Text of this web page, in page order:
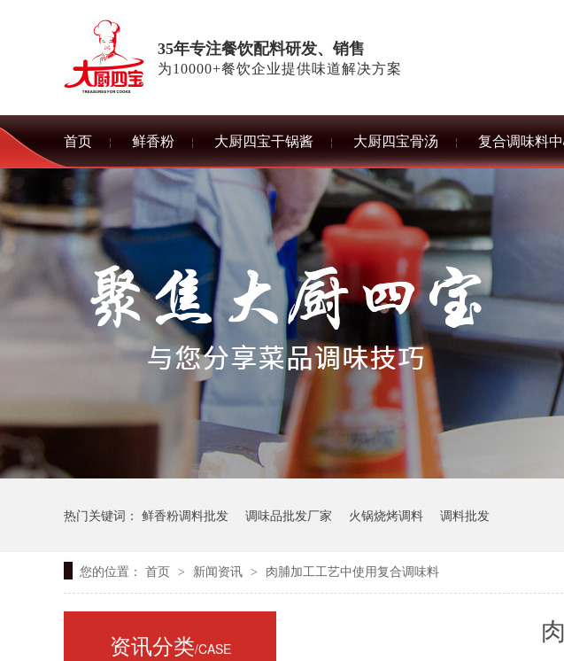
35年专注餐饮配料研发、销售
为10000+餐饮企业提供味道解决方案
首页 鲜香粉 大厨四宝干锅酱 大厨四宝骨汤 复合调味料
热门关键词： 鲜香粉调料批发 调味品批发厂家 火锅烧烤调料 调料批发
您的位置： 首页 > 新闻资讯 > 肉脯加工工艺中使用复合调味料
资讯分类/CASE